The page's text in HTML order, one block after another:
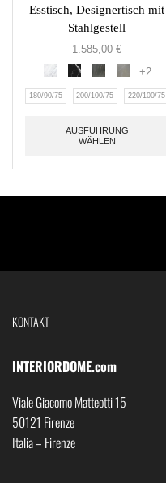
Esstisch, Designertisch mit
Stahlgestell
1.585,00€
+2
180/90/75 200/100/75 220/100/75
AUSFÜHRUNG
WÄHLEN
KONTAKT
INTERIORDOME.com
Viale Giacomo Matteotti 15
50121 Firenze
Italia – Firenze